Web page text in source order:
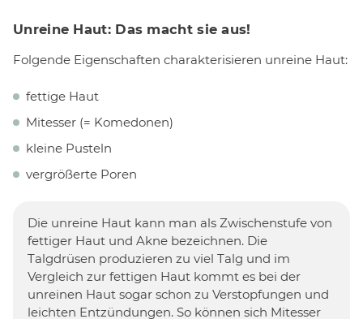
Unreine Haut: Das macht sie aus!
Folgende Eigenschaften charakterisieren unreine Haut:
fettige Haut
Mitesser (= Komedonen)
kleine Pusteln
vergrößerte Poren
Die unreine Haut kann man als Zwischenstufe von
fettiger Haut und Akne bezeichnen. Die
Talgdrüsen produzieren zu viel Talg und im
Vergleich zur fettigen Haut kommt es bei der
unreinen Haut sogar schon zu Verstopfungen und
leichten Entzündungen. So können sich Mitesser